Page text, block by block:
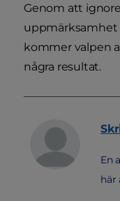
Genom att
uppmärksamhet
kommer valpen
några resultat.
En
här